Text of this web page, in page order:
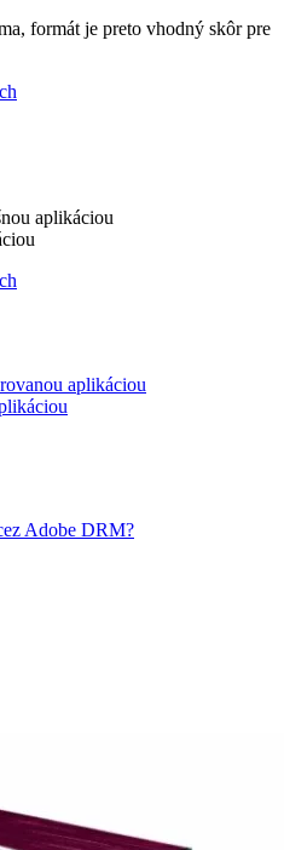
formát je preto vhodný skôr pre
aplikáciou
aplikáciou
Adobe DRM?